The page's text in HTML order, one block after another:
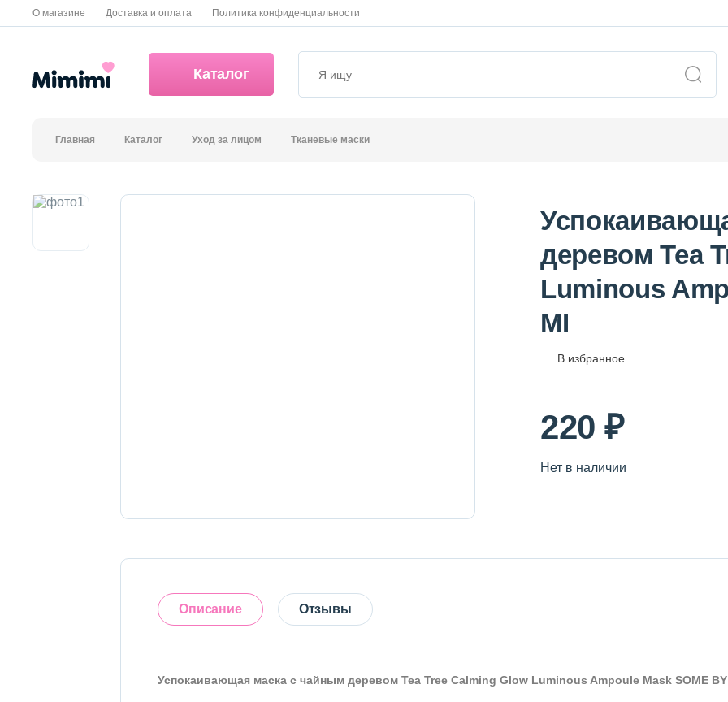
О магазине Доставка и оплата Политика конфиденциальности
Каталог
Главная Каталог Уход за лицом Тканевые маски
деревом Tea
Luminous
MI
В избранное
220 ₽
Нет в наличии
Описание Отзывы
Успокаивающая маска с чайным деревом Tea Tree Calming Glow Luminous Ampoule Mask SOME BY
Оставить отзыв